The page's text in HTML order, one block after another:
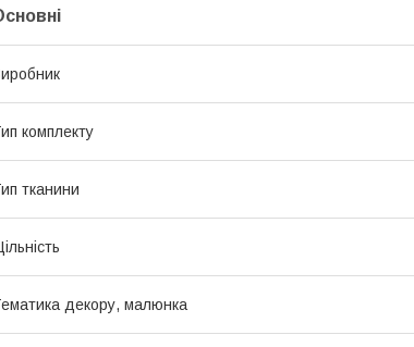
комплекту
тканини
декору, малюнка